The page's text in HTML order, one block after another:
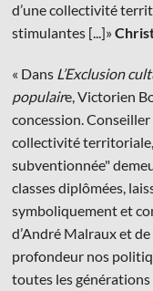
d’une collectivité
stimulantes [...]»
« Dans L’Exclusion
populaire, Victorien
concession.
collectivité
subventionnée"
classes diplômées,
symboliquement et
d’André Malraux et
profondeur nos
toutes les générations